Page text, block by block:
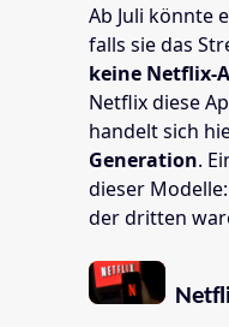
Ab Juli könnte
falls sie das
keine Netflix-
Netflix diese
handelt sich
Generation.
dieser
der dritten